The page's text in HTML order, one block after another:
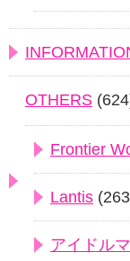
OTHERS
Frontier
Lantis
アイドル